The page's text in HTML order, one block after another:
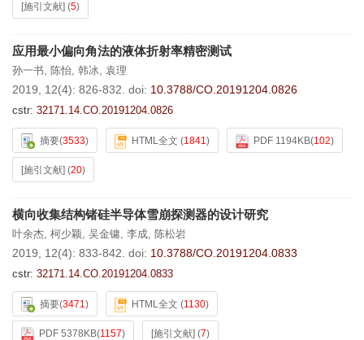
[施引文献] (5)
应用最小偏向角法的液体折射率精密测试
孙一书, 陈怡, 韩冰, 袁理
2019, 12(4): 826-832. doi: 10.3788/CO.20191204.0826
cstr: 32171.14.CO.20191204.0826
摘要(3533) HTML全文 (1841) PDF 1194KB(102)
[施引文献] (20)
横向收集结构锗硅半导体雪崩探测器的设计研究
叶余杰, 柯少颖, 吴金镛, 李成, 陈松岩
2019, 12(4): 833-842. doi: 10.3788/CO.20191204.0833
cstr: 32171.14.CO.20191204.0833
摘要(3471) HTML全文 (1130)
PDF 5378KB(1157) [施引文献] (7)